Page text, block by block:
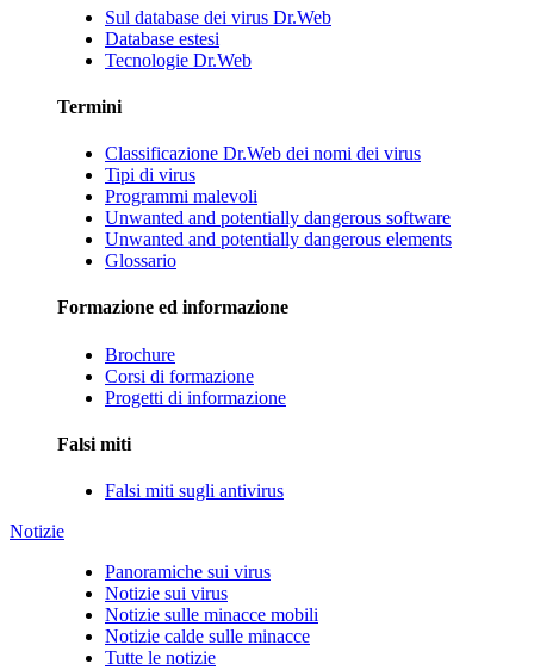
Sul database dei virus Dr.Web
Database estesi
Tecnologie Dr.Web
Termini
Classificazione Dr.Web dei nomi dei virus
Tipi di virus
Programmi malevoli
Unwanted and potentially dangerous software
Unwanted and potentially dangerous elements
Glossario
Formazione ed informazione
Brochure
Corsi di formazione
Progetti di informazione
Falsi miti
Falsi miti sugli antivirus
Notizie
Panoramiche sui virus
Notizie sui virus
Notizie sulle minacce mobili
Notizie calde sulle minacce
Tutte le notizie